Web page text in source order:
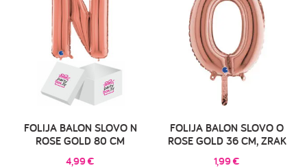
FOLIJA BALON SLOVO N
ROSE GOLD 80 CM
4,99€
FOLIJA BALON SLOVO O
ROSE GOLD 36 CM, ZRAK
1,99€